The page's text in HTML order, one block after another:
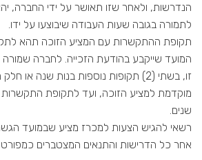
הנדרשות, ולאחר שזו תאושר על ידי החברה,
לתמורה בגובה שעות העבודה שיבוצעו על ידו.
המועד שייקבע בהודעת הזכייה. לחברה
זו, בשתי (2) תקופות נוספות בנות שנה
מוקדמת למציע הזוכה, ועד לתקופת
שנים.
רשאי להגיש הצעות למכרז מציע שבמועד
אחר כל הדרישות והתנאים המצטברים כמפורט